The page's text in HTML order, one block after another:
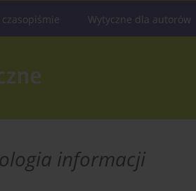
czasopiśmie Wytyczne dla autorów
informacji